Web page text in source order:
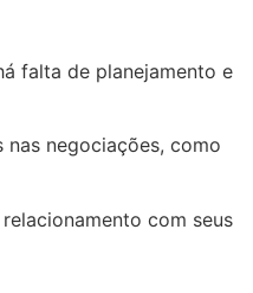
falta de planejamento e
negociações, como
com seus